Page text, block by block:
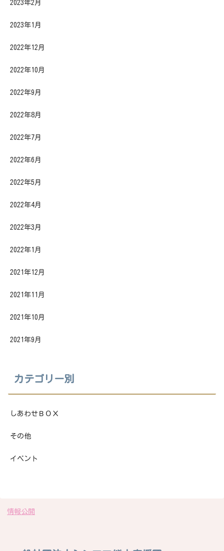
2023年2月
2023年1月
2022年12月
2022年10月
2022年9月
2022年8月
2022年7月
2022年6月
2022年5月
2022年4月
2022年3月
2022年1月
2021年12月
2021年11月
2021年10月
2021年9月
カテゴリー別
しあわせＢＯＸ
その他
イベント
情報公開